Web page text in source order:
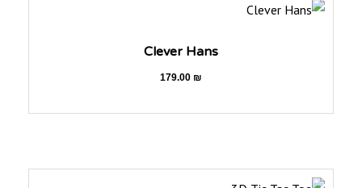
Clever Hans
179.00₪